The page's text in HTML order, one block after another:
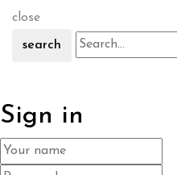
close
search
Sign in